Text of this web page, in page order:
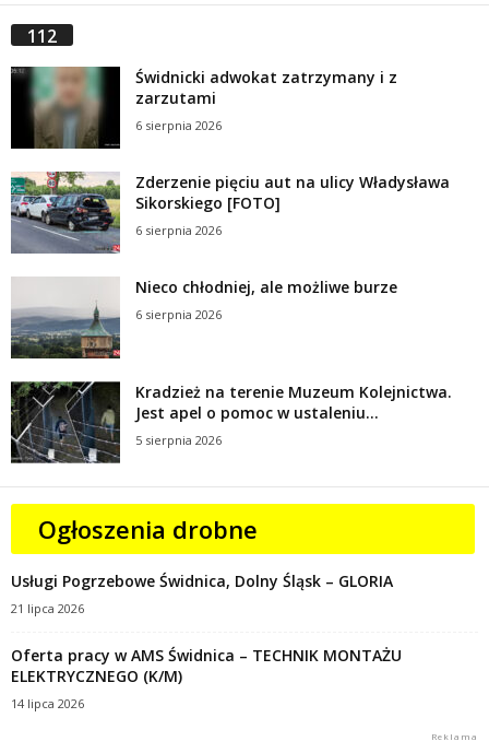
112
Świdnicki adwokat zatrzymany i z
zarzutami
6 sierpnia 2026
Zderzenie pięciu aut na ulicy Władysława
Sikorskiego [FOTO]
6 sierpnia 2026
Nieco chłodniej, ale możliwe burze
6 sierpnia 2026
Kradzież na terenie Muzeum Kolejnictwa.
Jest apel o pomoc w ustaleniu...
5 sierpnia 2026
Ogłoszenia drobne
Usługi Pogrzebowe Świdnica, Dolny Śląsk – GLORIA
21 lipca 2026
Oferta pracy w AMS Świdnica – TECHNIK MONTAŻU
ELEKTRYCZNEGO (K/M)
14 lipca 2026